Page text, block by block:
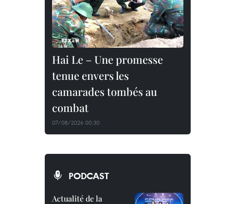
Hai Le – Une promesse
tenue envers les
camarades tombés au
combat
07/08/2026 00:30
PODCAST
Actualité de la